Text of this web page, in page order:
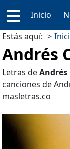
Inicio
Estás aquí:
Andrés
Letras deAndrés
canciones de
masletras.co